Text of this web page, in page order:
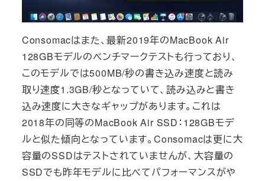
Consomacはまた、最新2019年のMacBook Air
128GBモデルのベンチマークテストも行っており、
このモデルでは500MB/秒の書き込み速度と読み
取り速度1.3GB/秒となっていて、読み込みと書き
込み速度に大きなギャップがあります。これは
2018年の同等のMacBook Air SSD：128GBモデ
ルと似た傾向となっています。Consomacは更に大
容量のSSDはテストされていませんが、大容量の
SSDでも昨年モデルに比べてパフォーマンスがや